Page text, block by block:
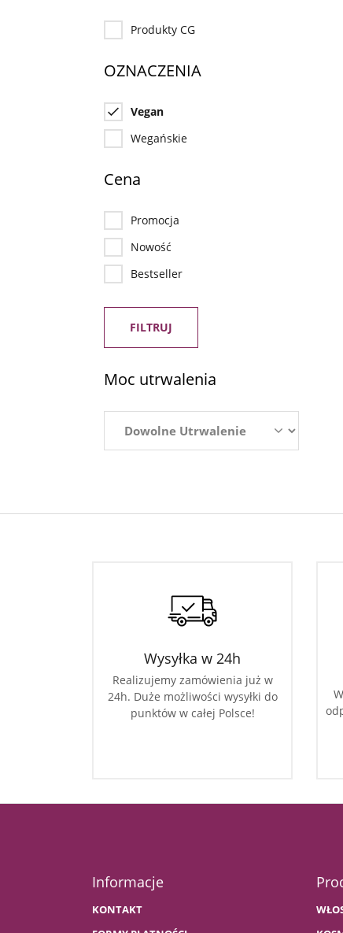
Produkty CG
OZNACZENIA
Vegan
Wegańskie
Cena
Promocja
Nowość
Bestseller
FILTRUJ
Moc utrwalenia
Wysyłka w 24h
Realizujemy zamówienia już w
24h. Duże możliwości wysyłki do
punktów w całej Polsce!
Informacje
KONTAKT